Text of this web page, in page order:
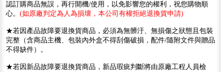
認訂購商品無誤，再行開機/使用，以免影響您的權利，祝您購物順
心。 (如原廠判定為人為損壞，本公司有權拒絕退換貨申請)
★若因產品故障要退換貨商品，必須為無髒汙、無損傷之狀態且包裝
完整（含商品主機、包裝內外盒不得刮傷破損，配件/隨附文件與贈品
不得缺件）。
★若因新品故障要退換貨商品，新品瑕疵判斷將由原廠工程人員檢